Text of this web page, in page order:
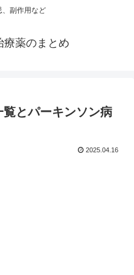
、副作用など
療薬のまとめ
覧とパーキンソン病
2025.04.16